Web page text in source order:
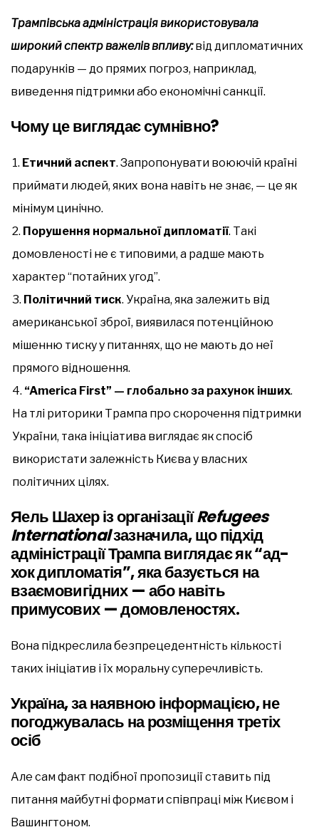
Трампівська адміністрація використовувала
широкий спектр важелів впливу:від дипломатичних
подарунків — до прямих погроз, наприклад,
виведення підтримки або економічні санкції.
Чому це виглядає сумнівно?
Етичний аспект. Запропонувати воюючій країні
приймати людей, яких вона навіть не знає, — це як
мінімум цинічно.
Порушення нормальної дипломатії. Такі
домовленості не є типовими, а радше мають
характер “потайних угод”.
Політичний тиск. Україна, яка залежить від
американської зброї, виявилася потенційною
мішенню тиску у питаннях, що не мають до неї
прямого відношення.
“America First” — глобально за рахунок інших.
На тлі риторики Трампа про скорочення підтримки
України, така ініціатива виглядає як спосіб
використати залежність Києва у власних
політичних цілях.
Яель Шахер із організаціїRefugees
Internationalзазначила, що підхід
адміністрації Трампа виглядає як “ад-
хок дипломатія”, яка базується на
взаємовигідних — або навіть
примусових — домовленостях.
Вона підкреслила безпрецедентність кількості
таких ініціатив і їх моральну суперечливість.
Україна, за наявною інформацією, не
погоджувалась на розміщення третіх
осіб
Але сам факт подібної пропозиції ставить під
питання майбутні формати співпраці між Києвом і
Вашингтоном.